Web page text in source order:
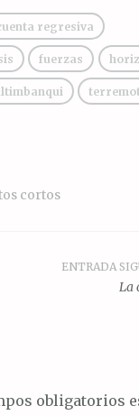
regresiva
fuerzas
cortos
ENTRADA
La
obligatorios